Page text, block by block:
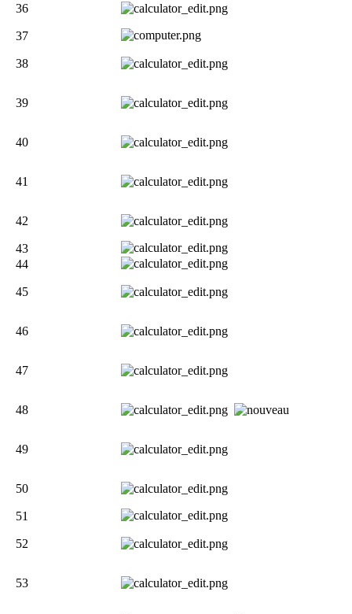
36
37
38
39
40
41
42
43
44
45
46
47
48
49
50
51
52
53